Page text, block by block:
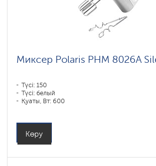
Миксер Polaris PHM 8026A
Түсі: 150
Түсі: белый
Қуаты, Вт: 600
Көру